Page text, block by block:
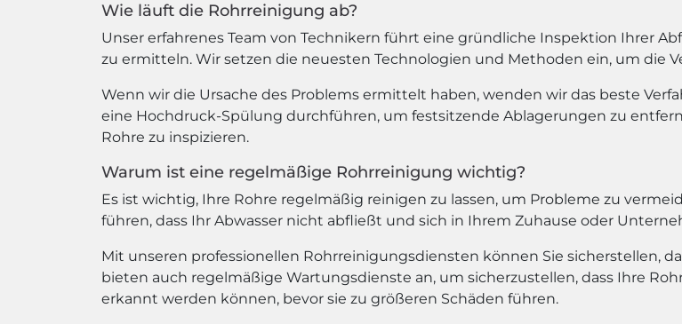
Wie läuft die Rohrreinigung ab?
Unser erfahrenes Team von Technikern führt eine gründliche Inspektion Ihrer
zu ermitteln. Wir setzen die neuesten Technologien und Methoden ein, um die
Wenn wir die Ursache des Problems ermittelt haben, wenden wir das beste
eine Hochdruck-Spülung durchführen, um festsitzende Ablagerungen zu
Rohre zu inspizieren.
Warum ist eine regelmäßige Rohrreinigung wichtig?
Es ist wichtig, Ihre Rohre regelmäßig reinigen zu lassen, um Probleme zu
führen, dass Ihr Abwasser nicht abfließt und sich in Ihrem Zuhause oder
Mit unseren professionellen Rohrreinigungsdiensten können Sie sicherstellen,
bieten auch regelmäßige Wartungsdienste an, um sicherzustellen, dass Ihre
erkannt werden können, bevor sie zu größeren Schäden führen.